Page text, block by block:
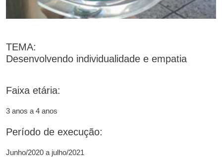
TEMA:
Desenvolvendo individualidade e empatia
Faixa etária:
3 anos a 4 anos
Período de execução:
Junho/2020 a julho/2021